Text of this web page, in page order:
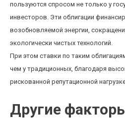
пользуются спросом не только у
инвесторов. Эти облигации
возобновляемой энергии,
экологически чистых технологий.
При этом ставки по таким
чем у традиционных, благодаря
рискованной репутационной
Другие